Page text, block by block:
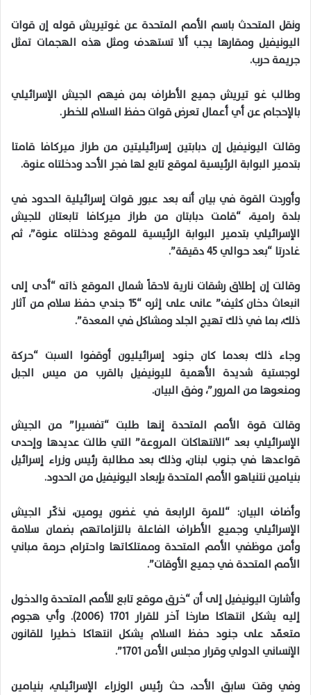
ونقل المتحدث باسم الأمم المتحدة عن غوتيريش قوله إن قوات
اليونيفيل ومقارها يجب ألا تستهدف ومثل هذه الهجمات تمثل
جريمة حرب.
وطالب غو تيريش جميع الأطراف بمن فيهم الجيش الإسرائيلي
بالإحجام عن أي أعمال تعرض قوات حفظ السلام للخطر.
وقالت اليونيفيل إن دبابتين إسرائيليتين من طراز ميركافا قامتا
بتدمير البوابة الرئيسية لموقع تابع لها فجر الأحد ودخلتاه عنوة.
وأوردت القوة في بيان أنه بعد عبور قوات إسرائيلية الحدود في
بلدة رامية، “قامت دبابتان من طراز ميركافا تابعتان للجيش
الإسرائيلي بتدمير البوابة الرئيسية للموقع ودخلتاه عنوة”، ثم
غادرتا “بعد حوالي 45 دقيقة”.
وقالت إن إطلاق رشقات نارية لاحقاً شمال الموقع ذاته “أدى إلى
انبعاث دخان كثيف” عانى على إثره “15 جندي حفظ سلام من آثار
ذلك، بما في ذلك تهيج الجلد ومشاكل في المعدة”.
وجاء ذلك بعدما كان جنود إسرائيليون أوقفوا السبت “حركة
لوجستية شديدة الأهمية لليونيفيل بالقرب من ميس الجبل
ومنعوها من المرور”، وفق البيان.
وقالت قوة الأمم المتحدة إنها طلبت “تفسيرا” من الجيش
الإسرائيلي بعد “الانتهاكات المروعة” التي طالت عديدها وإحدى
قواعدها في جنوب لبنان، وذلك بعد مطالبة رئيس وزراء إسرائيل
بنيامين نتنياهو الأمم المتحدة بإبعاد اليونيفيل من الحدود.
وأضاف البيان: “للمرة الرابعة في غضون يومين، نذكّر الجيش
الإسرائيلي وجميع الأطراف الفاعلة بالتزاماتهم بضمان سلامة
وأمن موظفي الأمم المتحدة وممتلكاتها واحترام حرمة مباني
الأمم المتحدة في جميع الأوقات”.
وأشارت اليونيفيل إلى أن “خرق موقع تابع للأمم المتحدة والدخول
إليه يشكل انتهاكا صارخا آخر للقرار 1701 (2006). وأي هجوم
متعمّد على جنود حفظ السلام يشكل انتهاكا خطيرا للقانون
الإنساني الدولي وقرار مجلس الأمن 1701”.
وفي وقت سابق الأحد، حث رئيس الوزراء الإسرائيلي، بنيامين